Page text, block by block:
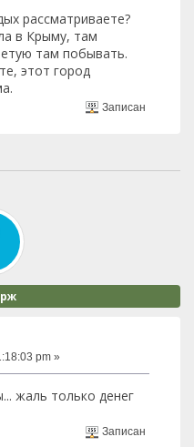
рассматриваете?
в Крыму, там
там побывать.
этот город
Записан
pm »
жаль только денег
Записан